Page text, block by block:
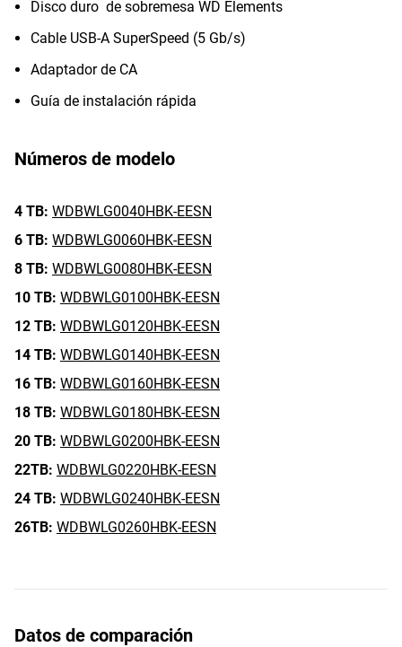
Disco duro de sobremesa WD Elements
Cable USB-A SuperSpeed (5 Gb/s)
Adaptador de CA
Guía de instalación rápida
Números de modelo
4 TB: WDBWLG0040HBK-EESN
6 TB: WDBWLG0060HBK-EESN
8 TB: WDBWLG0080HBK-EESN
10 TB: WDBWLG0100HBK-EESN
12 TB: WDBWLG0120HBK-EESN
14 TB: WDBWLG0140HBK-EESN
16 TB: WDBWLG0160HBK-EESN
18 TB: WDBWLG0180HBK-EESN
20 TB: WDBWLG0200HBK-EESN
22TB: WDBWLG0220HBK-EESN
24 TB: WDBWLG0240HBK-EESN
26TB: WDBWLG0260HBK-EESN
Datos de comparación